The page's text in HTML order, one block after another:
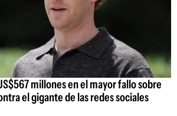
millones en el mayor fallo sobre
el gigante de las redes sociales